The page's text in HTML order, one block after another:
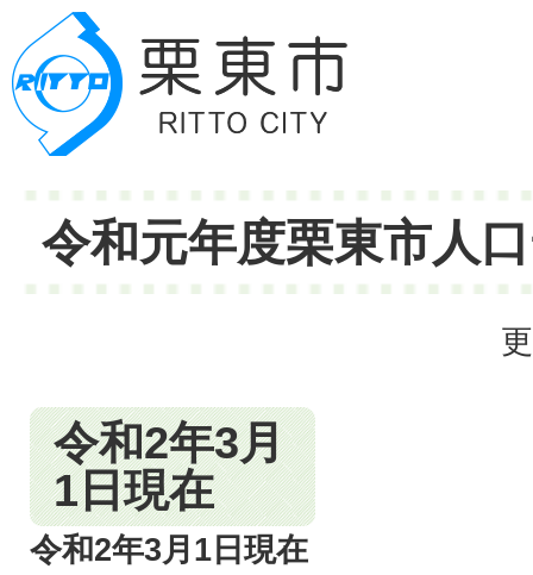
令和元年度栗東市人
令和2年3月
1日現在
令和2年3月1日現在